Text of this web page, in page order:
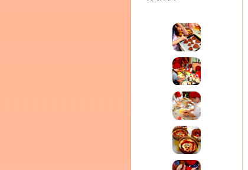
クレモンティーヌ – 新百合ヶ丘の料理教